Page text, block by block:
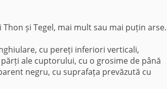
și Tegel, mai mult sau mai puțin arse.
cu pereți inferiori verticali,
ale cuptorului, cu o grosime de până
negru, cu suprafața prevăzută cu